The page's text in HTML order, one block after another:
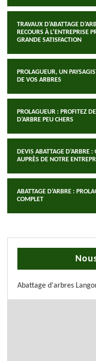
TRAVAUX D’ABATTAGE
RECOURS À L’ENTREPRISE
GRANDE SATISFACTION
PROLAGUEUR, UN
DE VOS ARBRES
PROLAGUEUR : PROFITEZ
D’ARBRE PEU CHERS
DEVIS ABATTAGE D’ARBRE
AUPRÈS DE NOTRE
ABATTAGE D’ARBRE :
COMPLET
Abattage d'arbres